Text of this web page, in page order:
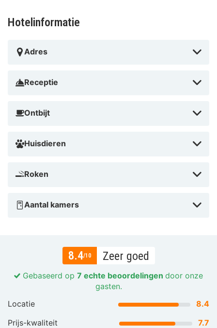
Hotelinformatie
Adres
Receptie
Ontbijt
Huisdieren
Roken
Aantal kamers
8.4/10 Zeer goed
Gebaseerd op 7 echte beoordelingen door onze
gasten.
Locatie
8.4
Prijs-kwaliteit
7.7